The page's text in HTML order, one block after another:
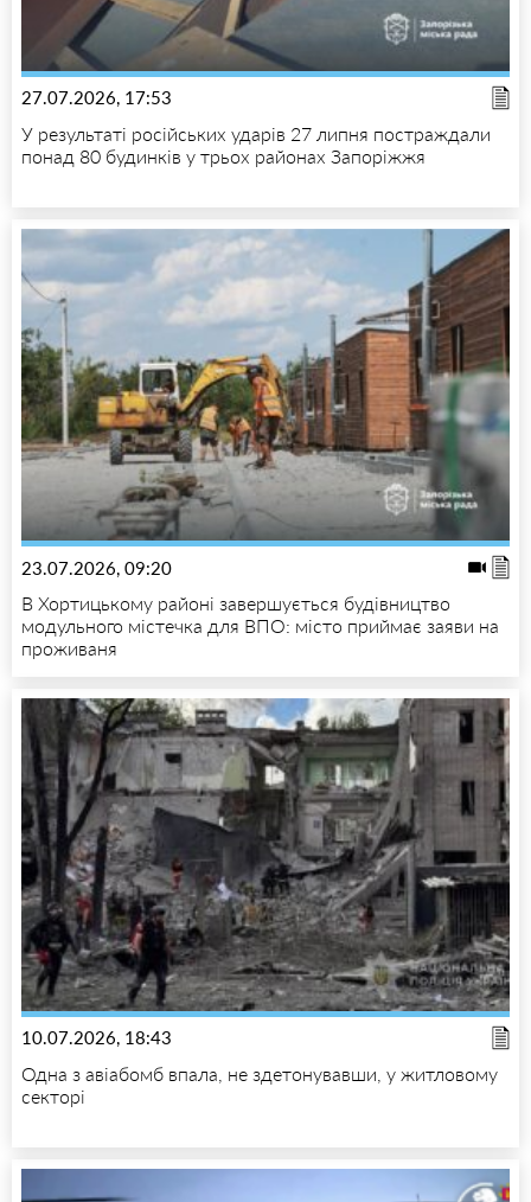
27.07.2026, 17:53
У результаті російських ударів 27 липня постраждали
понад 80 будинків у трьох районах Запоріжжя
23.07.2026, 09:20
В Хортицькому районі завершується будівництво
модульного містечка для ВПО: місто приймає заяви на
проживаня
10.07.2026, 18:43
Одна з авіабомб впала, не здетонувавши, у житловому
секторі